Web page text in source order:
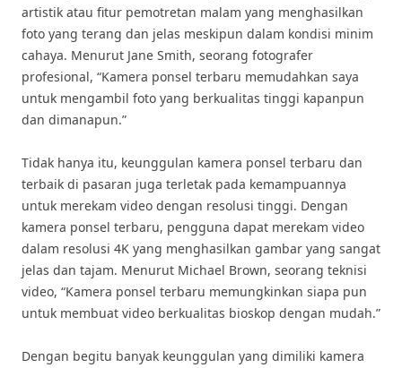
artistik atau fitur pemotretan malam yang menghasilkan
foto yang terang dan jelas meskipun dalam kondisi minim
cahaya. Menurut Jane Smith, seorang fotografer
profesional, “Kamera ponsel terbaru memudahkan saya
untuk mengambil foto yang berkualitas tinggi kapanpun
dan dimanapun.”
Tidak hanya itu, keunggulan kamera ponsel terbaru dan
terbaik di pasaran juga terletak pada kemampuannya
untuk merekam video dengan resolusi tinggi. Dengan
kamera ponsel terbaru, pengguna dapat merekam video
dalam resolusi 4K yang menghasilkan gambar yang sangat
jelas dan tajam. Menurut Michael Brown, seorang teknisi
video, “Kamera ponsel terbaru memungkinkan siapa pun
untuk membuat video berkualitas bioskop dengan mudah.”
Dengan begitu banyak keunggulan yang dimiliki kamera